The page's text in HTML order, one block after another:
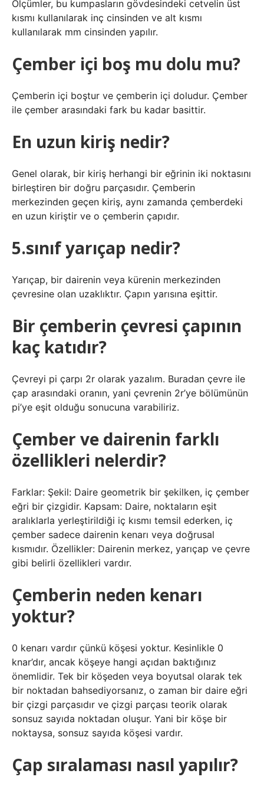
Ölçümler, bu kumpasların gövdesindeki cetvelin üst
kısmı kullanılarak inç cinsinden ve alt kısmı
kullanılarak mm cinsinden yapılır.
Çember içi boş mu dolu mu?
Çemberin içi boştur ve çemberin içi doludur. Çember
ile çember arasındaki fark bu kadar basittir.
En uzun kiriş nedir?
Genel olarak, bir kiriş herhangi bir eğrinin iki noktasını
birleştiren bir doğru parçasıdır. Çemberin
merkezinden geçen kiriş, aynı zamanda çemberdeki
en uzun kiriştir ve o çemberin çapıdır.
5.sınıf yarıçap nedir?
Yarıçap, bir dairenin veya kürenin merkezinden
çevresine olan uzaklıktır. Çapın yarısına eşittir.
Bir çemberin çevresi çapının
kaç katıdır?
Çevreyi pi çarpı 2r olarak yazalım. Buradan çevre ile
çap arasındaki oranın, yani çevrenin 2r’ye bölümünün
pi’ye eşit olduğu sonucuna varabiliriz.
Çember ve dairenin farklı
özellikleri nelerdir?
Farklar: Şekil: Daire geometrik bir şekilken, iç çember
eğri bir çizgidir. Kapsam: Daire, noktaların eşit
aralıklarla yerleştirildiği iç kısmı temsil ederken, iç
çember sadece dairenin kenarı veya doğrusal
kısmıdır. Özellikler: Dairenin merkez, yarıçap ve çevre
gibi belirli özellikleri vardır.
Çemberin neden kenarı
yoktur?
0 kenarı vardır çünkü köşesi yoktur. Kesinlikle 0
knar’dır, ancak köşeye hangi açıdan baktığınız
önemlidir. Tek bir köşeden veya boyutsal olarak tek
bir noktadan bahsediyorsanız, o zaman bir daire eğri
bir çizgi parçasıdır ve çizgi parçası teorik olarak
sonsuz sayıda noktadan oluşur. Yani bir köşe bir
noktaysa, sonsuz sayıda köşesi vardır.
Çap sıralaması nasıl yapılır?